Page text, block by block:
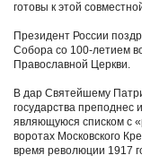
готовы к этой
Президент России
Собора со 100-летием
Православной Церкви.
В дар Святейшему
государства преподнес
являющуюся списком с
воротах Московского
время революции 1917